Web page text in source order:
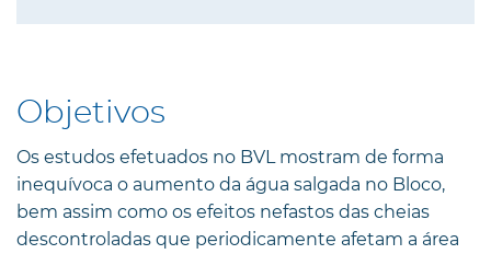
Objetivos
Os estudos efetuados no BVL mostram de forma
inequívoca o aumento da água salgada no Bloco,
bem assim como os efeitos nefastos das cheias
descontroladas que periodicamente afetam a área